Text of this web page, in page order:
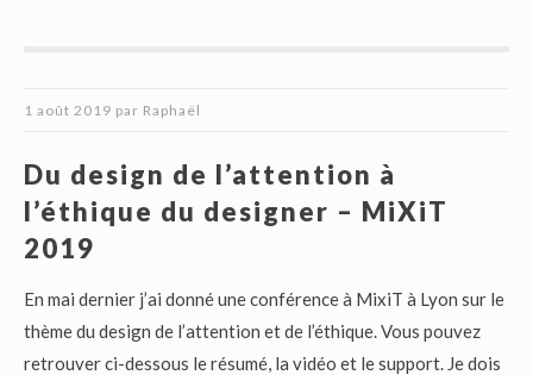
1 août 2019 par Raphaël
Du design de l’attention à
l’éthique du designer – MiXiT
2019
En mai dernier j’ai donné une conférence à MixiT à Lyon sur le
thème du design de l’attention et de l’éthique. Vous pouvez
retrouver ci-dessous le résumé, la vidéo et le support. Je dois